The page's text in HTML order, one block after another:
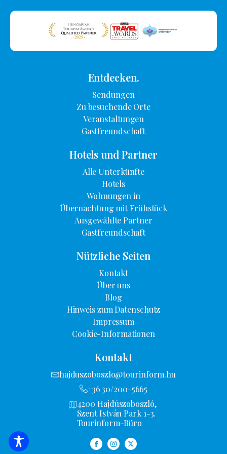
Entdecken.
Sendungen
Zu besuchende Orte
Veranstaltungen
Gastfreundschaft
Hotels und Partner
Alle Unterkünfte
Hotels
Wohnungen in
Übernachtung mit Frühstück
Ausgewählte Partner
Gastfreundschaft
Nützliche Seiten
Kontakt
Über uns
Blog
Hinweis zum Datenschutz
Impressum
Cookie-Informationen
Kontakt
hajduszoboszlo@tourinform.hu
+36 30/200-5665
4200 Hajdúszoboszló,
Szent István Park 1-3.
Tourinform-Büro